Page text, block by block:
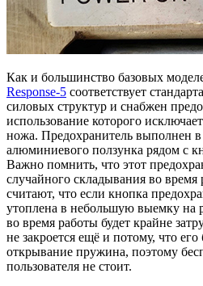
Как и большинство базовых
Response-5 соответствует
силовых структур и снабжен
использование которого
ножа. Предохранитель выполнен
алюминиевого ползунка рядом с
Важно помнить, что этот
случайного складывания во время
считают, что если кнопка
утоплена в небольшую выемку на
во время работы будет крайне
не закроется ещё и потому, что его
открывание пружина, поэтому
пользователя не стоит.